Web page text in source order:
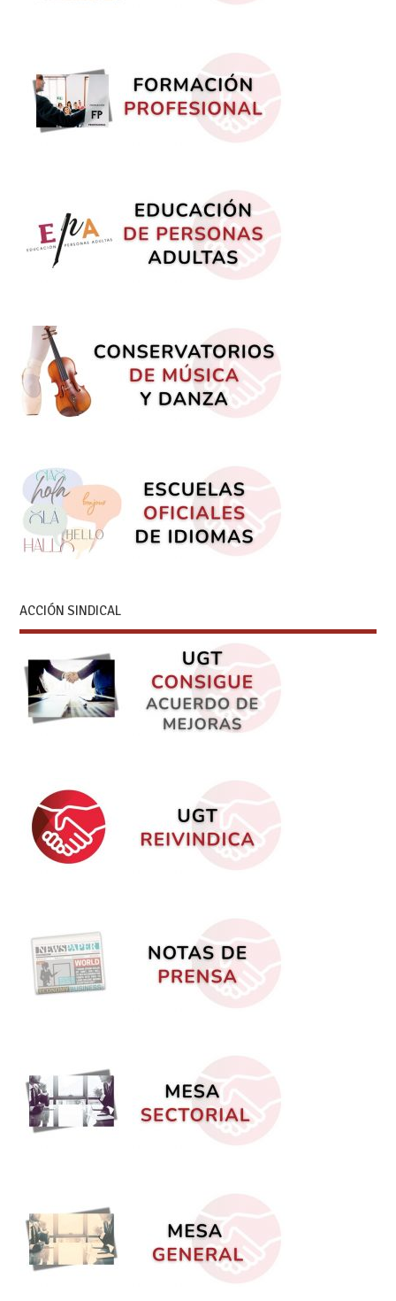
ACCIÓN SINDICAL